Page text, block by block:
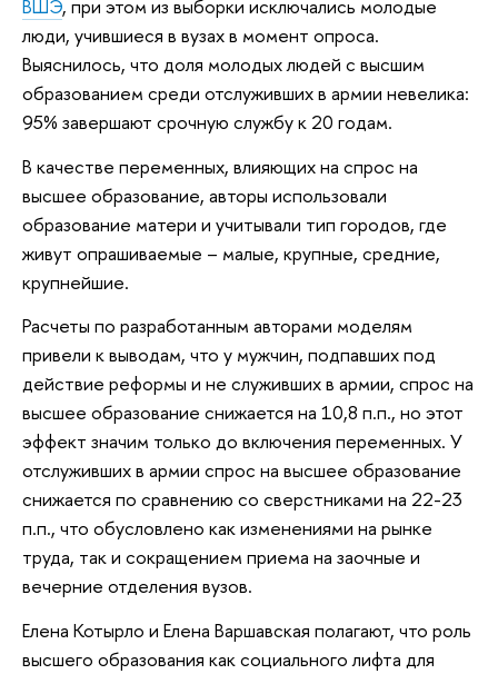
ВШЭ, при этом из выборки исключались молодые
люди, учившиеся в вузах в момент опроса.
Выяснилось, что доля молодых людей с высшим
образованием среди отслуживших в армии невелика:
95% завершают срочную службу к 20 годам.
В качестве переменных, влияющих на спрос на
высшее образование, авторы использовали
образование матери и учитывали тип городов, где
живут опрашиваемые – малые, крупные, средние,
крупнейшие.
Расчеты по разработанным авторами моделям
привели к выводам, что у мужчин, подпавших под
действие реформы и не служивших в армии, спрос на
высшее образование снижается на 10,8 п.п., но этот
эффект значим только до включения переменных. У
отслуживших в армии спрос на высшее образование
снижается по сравнению со сверстниками на 22-23
п.п., что обусловлено как изменениями на рынке
труда, так и сокращением приема на заочные и
вечерние отделения вузов.
Елена Котырло и Елена Варшавская полагают, что роль
высшего образования как социального лифта для